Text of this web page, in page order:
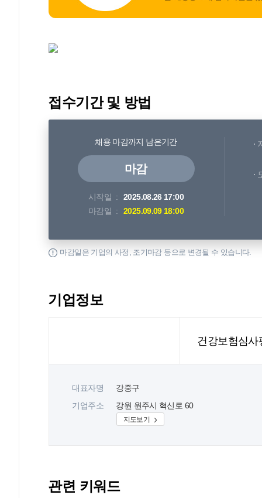
접수기간 및 방법
채용 마감까지 남은기간
마감
시작일
2025.08.26 17:00
마감일
2025.09.09 18:00
마감일은 기업의 사정, 조기마감 등으로 변경될 수 있습니다.
기업정보
건강보험심사
대표자명
강중구
기업주소
강원 원주시 혁신로 60
지도보기
관련 키워드